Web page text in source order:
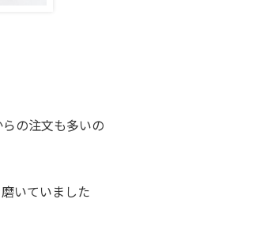
の注文も多いの
いていました